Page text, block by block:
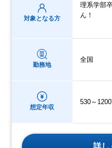
対象となる方
理系学部
ん！
勤務地
全国
想定年収
530～
詳し